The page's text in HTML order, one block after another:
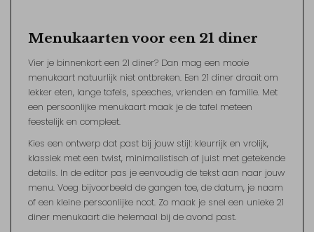
Menukaarten voor een 21 diner
Vier je binnenkort een 21 diner? Dan mag een mooie
menukaart natuurlijk niet ontbreken. Een 21 diner draait om
lekker eten, lange tafels, speeches, vrienden en familie. Met
een persoonlijke menukaart maak je de tafel meteen
feestelijk en compleet.
Kies een ontwerp dat past bij jouw stijl: kleurrijk en vrolijk,
klassiek met een twist, minimalistisch of juist met getekende
details. In de editor pas je eenvoudig de tekst aan naar jouw
menu. Voeg bijvoorbeeld de gangen toe, de datum, je naam
of een kleine persoonlijke noot. Zo maak je snel een unieke 21
diner menukaart die helemaal bij de avond past.